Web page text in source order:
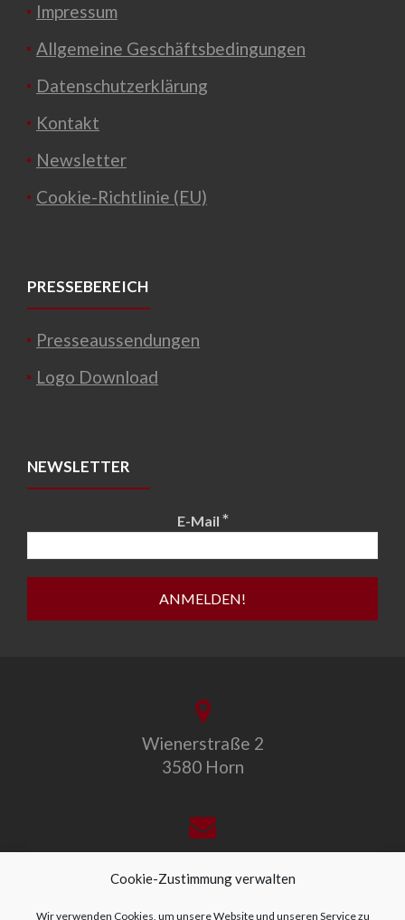
Cookie-Zustimmung verwalten
Wir verwenden Cookies, um unsere Website und unseren Service zu
Impressum
Allgemeine Geschäftsbedingungen
Datenschutzerklärung
Kontakt
Newsletter
Cookie-Richtlinie (EU)
PRESSEBEREICH
Presseaussendungen
Logo Download
NEWSLETTER
E-Mail *
Wienerstraße 2
3580 Horn
office@allegro-vivo.at